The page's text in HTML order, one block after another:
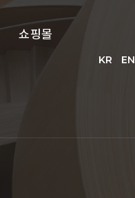
쇼핑몰
KR EN